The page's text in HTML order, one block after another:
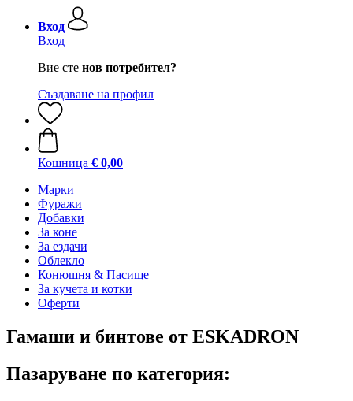
Вход
Вход
Вие сте нов потребител?
Създаване на профил
Кошница € 0,00
Марки
Фуражи
Добавки
За коне
За ездачи
Облекло
Конюшня & Пасище
За кучета и котки
Оферти
Гамаши и бинтове от ESKADRON
Пазаруване по категория: